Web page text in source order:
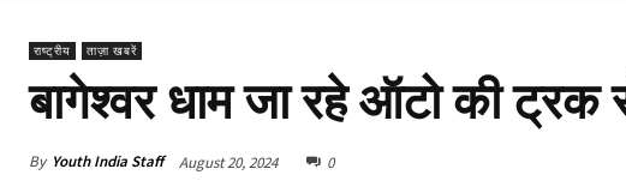
राष्ट्रीय ताज़ा खबरें
बागेश्वर धाम जा रहे ऑटो की
By Youth India Staff August 20, 2024 0